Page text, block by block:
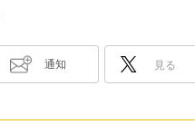
通知 見る